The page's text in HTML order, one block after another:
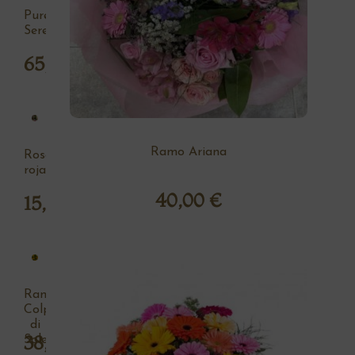
Ramo Ariana
40,00 €
Pureza
Serena
65,00
Rosa
roja
15,00
Ramo
Colpo
di
Sole
38,00